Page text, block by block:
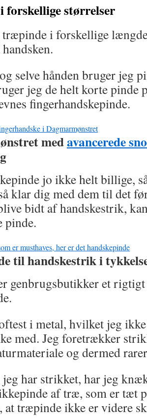
størrelser
træpinde i forskellige
selve hånden bruger jeg
jeg de helt korte pinde
fingerhandskepinde.
medavancerede
jo ikke helt billige,
klar dig med dem til det
bidt af handskestrik,
pinde.
til handskestrik i
genbrugsbutikker et
i metal, hvilket jeg
med. Jeg foretrækker
og dermed
har strikket, har jeg
af træ, som er tæt
at træpinde ikke er videre